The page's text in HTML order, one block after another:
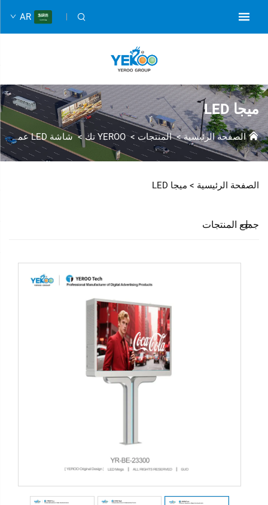
AR
ميجا LED
الصفحة الرئيسية>المنتجات>YEROO تك >شاشة LED عملاقة
الصفحة الرئيسية > ميجا LED
جميع المنتجات